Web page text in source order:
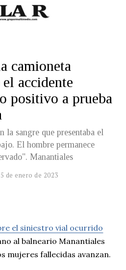
camioneta
accidente
positivo a prueba
la sangre que presentaba el
El hombre permanece
Manantiales
5 de enero de 2023
el siniestro vial ocurrido
al balneario Manantiales
mujeres fallecidas avanzan.